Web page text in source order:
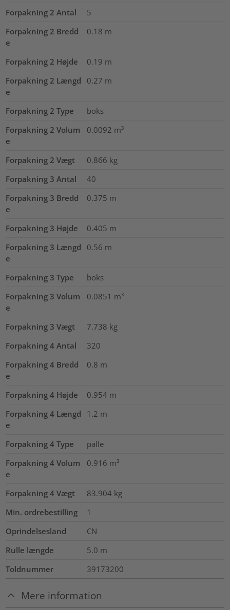
Forpakning 2 Antal
5
Forpakning 2 Bredd
e
0.18 m
Forpakning 2 Højde 0.19 m
Forpakning 2 Længd
e
0.27 m
Forpakning 2 Type
boks
Forpakning 2 Volum
e
0.0092 m³
Forpakning 2 Vægt 0.866 kg
Forpakning 3 Antal
40
Forpakning 3 Bredd
e
0.375 m
Forpakning 3 Højde 0.405 m
Forpakning 3 Længd
e
0.56 m
Forpakning 3 Type
boks
Forpakning 3 Volum
e
0.0851 m³
Forpakning 3 Vægt 7.738 kg
Forpakning 4 Antal
320
Forpakning 4 Bredd
e
0.8 m
Forpakning 4 Højde 0.954 m
Forpakning 4 Længd
e
1.2 m
Forpakning 4 Type
palle
Forpakning 4 Volum
e
0.916 m³
Forpakning 4 Vægt 83.904 kg
Min. ordrebestilling
1
Oprindelsesland
CN
Rulle længde
5.0 m
Toldnummer
39173200
Mere information